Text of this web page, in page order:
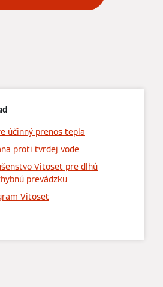
účinný prenos tepla
proti tvrdej vode
Vitoset pre dlhú
prevádzku
Vitoset